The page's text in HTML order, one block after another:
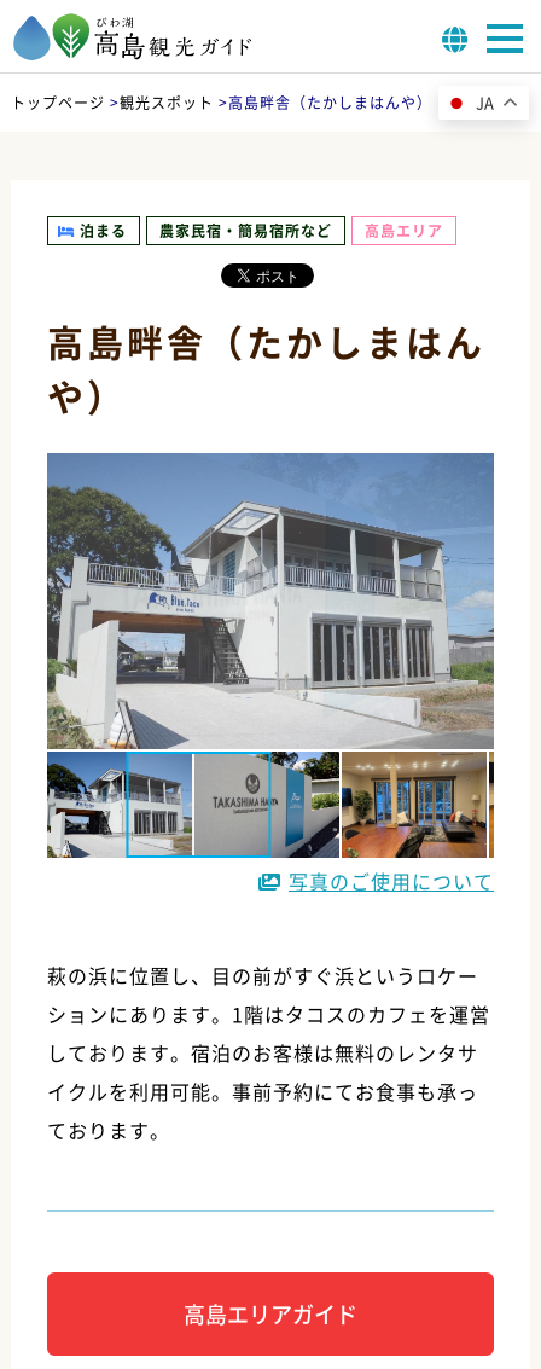
トップページ >観光スポット >高島畔舎（たかしまはんや）
泊まる 農家民宿・簡易宿所など 高島エリア
高島畔舎（たかしまはん
や）
写真のご使用について
萩の浜に位置し、目の前がすぐ浜というロケー
ションにあります。1階はタコスのカフェを運営
しております。宿泊のお客様は無料のレンタサ
イクルを利用可能。事前予約にてお食事も承っ
ております。
高島エリアガイド
JA